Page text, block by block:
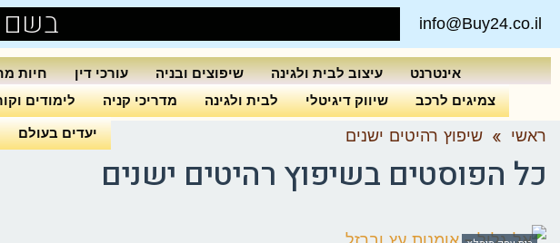
info@Buy24.co.il בשם
אינטרנט עיצוב לבית ולגינה שיפוצים ובניה עורכי דין חיות
צמיגים לרכב
שיווק דיגיטלי לבית ולגינה מדריכי קניה לימודים
יעדים בעולם ראשי » שיפוץ רהיטים ישנים
כל הפוסטים בשיפוץ רהיטים ישנים